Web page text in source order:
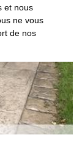
et nous
ne vous
de nos